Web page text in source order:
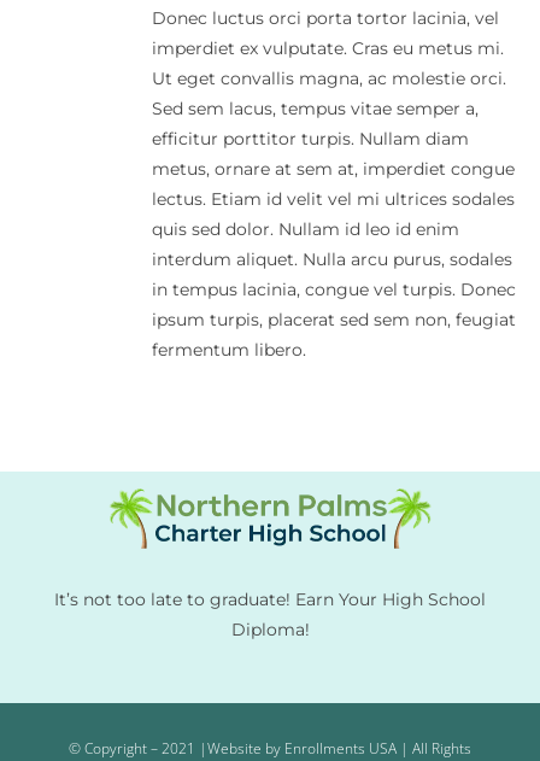
Donec luctus orci porta tortor lacinia, vel
imperdiet ex vulputate. Cras eu metus mi.
Ut eget convallis magna, ac molestie orci.
Sed sem lacus, tempus vitae semper a,
efficitur porttitor turpis. Nullam diam
metus, ornare at sem at, imperdiet congue
lectus. Etiam id velit vel mi ultrices sodales
quis sed dolor. Nullam id leo id enim
interdum aliquet. Nulla arcu purus, sodales
in tempus lacinia, congue vel turpis. Donec
ipsum turpis, placerat sed sem non, feugiat
fermentum libero.
It’s not too late to graduate! Earn Your High School
Diploma!
© Copyright – 2021 |Website by Enrollments USA | All Rights